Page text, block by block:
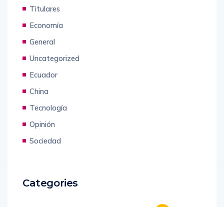
Titulares
Economía
General
Uncategorized
Ecuador
China
Tecnología
Opinión
Sociedad
Categories